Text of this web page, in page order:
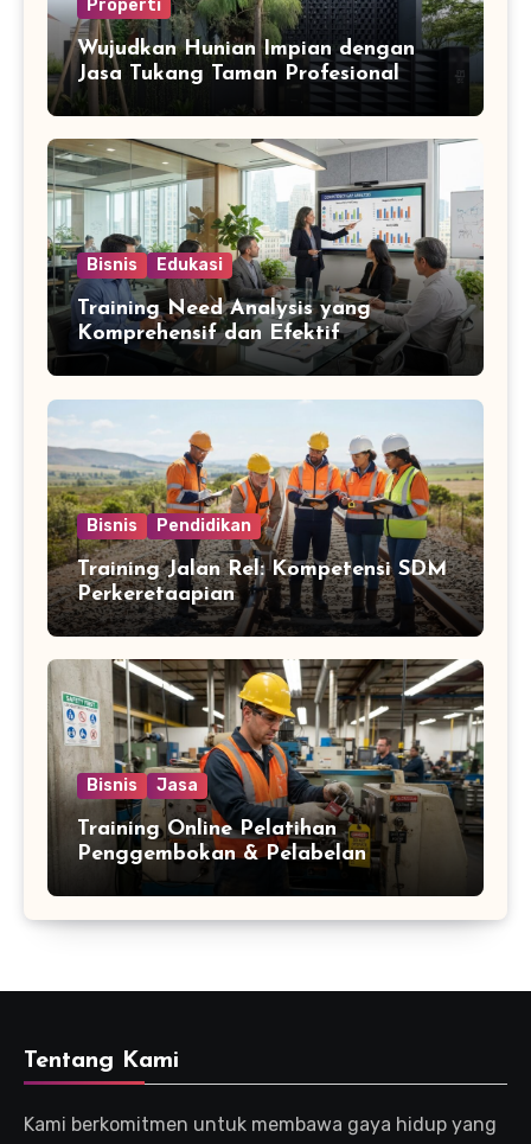
Properti
Wujudkan Hunian Impian dengan
Jasa Tukang Taman Profesional
Bisnis Edukasi
Training Need Analysis yang
Komprehensif dan Efektif
Bisnis Pendidikan
Training Jalan Rel: Kompetensi SDM
Perkeretaapian
Bisnis Jasa
Training Online Pelatihan
Penggembokan & Pelabelan
Tentang Kami
Kami berkomitmen untuk membawa gaya hidup yang